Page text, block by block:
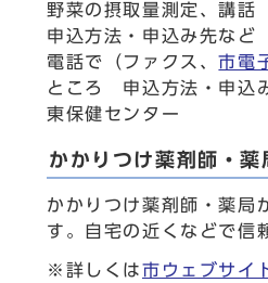
野菜の摂取量測定、講話
申込方法・申込み先など
電話で（ファクス、市電
ところ 申込方法・申込
東保健センター
かかりつけ薬剤師・薬
かかりつけ薬剤師・薬局
す。自宅の近くなどで信
※詳しくは市ウェブサイ